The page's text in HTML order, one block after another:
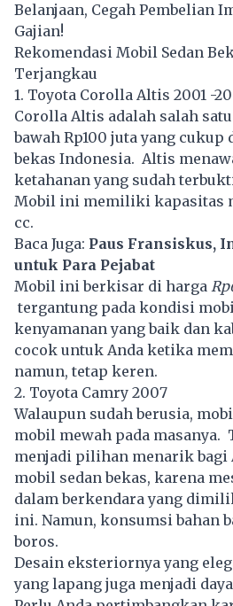
Belanjaan, Cegah Pembelian
Gajian!
Rekomendasi Mobil Sedan
Terjangkau
1. Toyota Corolla Altis 2001 -
Corolla Altis adalah salah
bawah Rp100 juta yang
bekas Indonesia. Altis
ketahanan yang sudah
Mobil ini memiliki kapasitas
cc.
Baca Juga: Paus Fransiskus,
untuk Para Pejabat
Mobil ini berkisar di harga
tergantung pada kondisi
kenyamanan yang baik dan
cocok untuk Anda ketika
namun, tetap keren.
2. Toyota Camry 2007
Walaupun sudah berusia,
mobil mewah pada masanya.
menjadi pilihan menarik bagi
mobil sedan bekas, karena
dalam berkendara yang
ini. Namun, konsumsi bahan
boros.
Desain eksteriornya yang
yang lapang juga menjadi